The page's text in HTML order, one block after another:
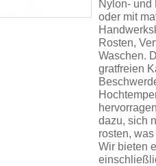
Nylon- und
oder mit
Rosten,
Waschen.
gratfreien
dazu, sich
rosten,
Wir bieten